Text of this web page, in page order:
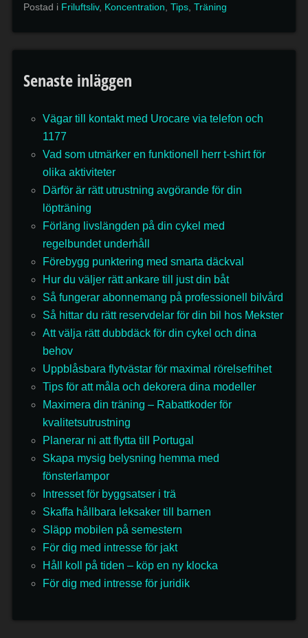
Postad i Friluftsliv, Koncentration ,Tips ,Träning
Senaste inläggen
Vägar till kontakt med Urocare via telefon och
1177
Vad som utmärker en funktionell herr t-shirt för
olika aktiviteter
Därför är rätt utrustning avgörande för din
löpträning
Förläng livslängden på din cykel med
regelbundet underhåll
Förebygg punktering med smarta däckval
Hur du väljer rätt ankare till just din båt
Så fungerar abonnemang på professionell bilvård
Så hittar du rätt reservdelar för din bil hos Mekster
Att välja rätt dubbdäck för din cykel och dina
behov
Uppblåsbara flytvästar för maximal rörelsefrihet
Tips för att måla och dekorera dina modeller
Maximera din träning – Rabattkoder för
kvalitetsutrustning
Planerar ni att flytta till Portugal
Skapa mysig belysning hemma med
fönsterlampor
Intresset för byggsatser i trä
Skaffa hållbara leksaker till barnen
Släpp mobilen på semestern
För dig med intresse för jakt
Håll koll på tiden – köp en ny klocka
För dig med intresse för juridik